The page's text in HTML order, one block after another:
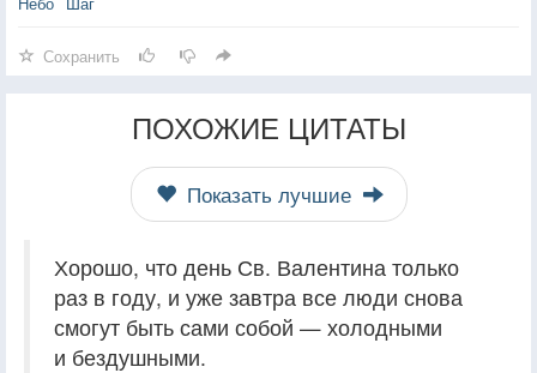
Сохранить
ПОХОЖИЕ ЦИТАТЫ
Показать лучшие
Хорошо, что день Св. Валентина только
раз в году, и уже завтра все люди снова
смогут быть сами собой — холодными
и бездушными.